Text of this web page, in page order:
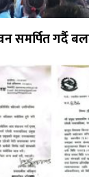
समर्पित गर्दै